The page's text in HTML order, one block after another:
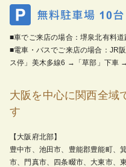
■車でご来店の場合：堺泉北有料
■電車・バスでご来店の場合：JR
ス停」美木多線6 →「草部」下車
大阪を中心に関西全域
す
【大阪府北部】
豊中市、池田市、豊能郡豊能町、
市、門真市、四条畷市、大東市、